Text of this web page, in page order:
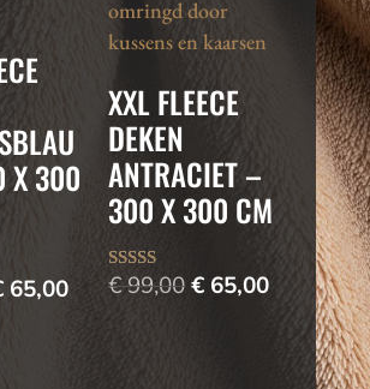
X 300
65,00Huidige
XXL FLEECE
DEKEN
ANTRACIET –
300 X 300 CM
Waardering
€99,00Oorspronkelijke
€ 65,00Huidige
€ 65,00.